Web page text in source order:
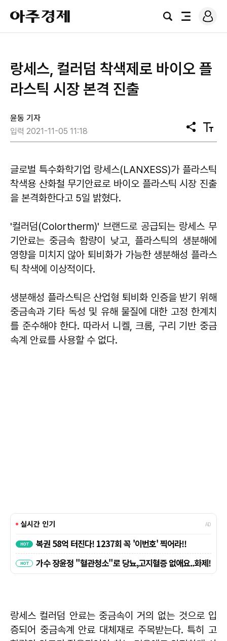
아
주
경
검
전
로
그
랑세스, 컬러덤 착색제로 바이오 플
라스틱 시장 본격 진출
윤동 기자
입력 2021-11-05 11:18
공
유
텍
스
기
글로벌 특수화학기업 랑세스(LANXESS)가 플라스틱
착색용 산화철 무기안료로 바이오 플라스틱 시장 진출
을 본격화한다고 5일 밝혔다.
'컬러덤(Colortherm)' 브랜드로 공급되는 랑세스 무
기안료는 중금속 함량이 낮고, 플라스틱의 생분해에
영향을 미치지 않아 퇴비화가 가능한 생분해성 플라스
틱 착색에 이상적이다.
생분해성 플라스틱은 산업형 퇴비화 인증을 받기 위해
중금속과 기타 독성 및 유해 물질에 대한 고정 한계치
를 준수해야 한다. 따라서 니켈, 크롬, 구리 기반 중금
속계 안료를 사용할 수 없다.
랑세스 컬러덤 안료는 중금속이 거의 없는 것으로 입
증되어 중금속계 안료 대체재로 주목받는다. 특히 고